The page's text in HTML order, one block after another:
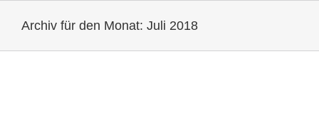
InhaltArchiv für den Monat: Juli 2018